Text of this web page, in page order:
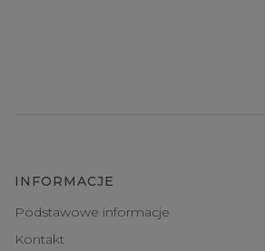
INFORMACJE
Podstawowe informacje
Kontakt